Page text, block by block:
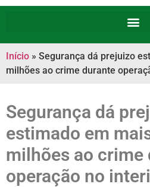
Início » Segurança dá prejuizo
milhões ao crime durante
Segurança dá
estimado em
milhões ao crime
operação no